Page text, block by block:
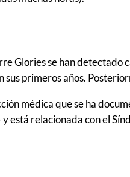
Glories se han detectado
primeros años.
médica que se ha
está relacionada con el